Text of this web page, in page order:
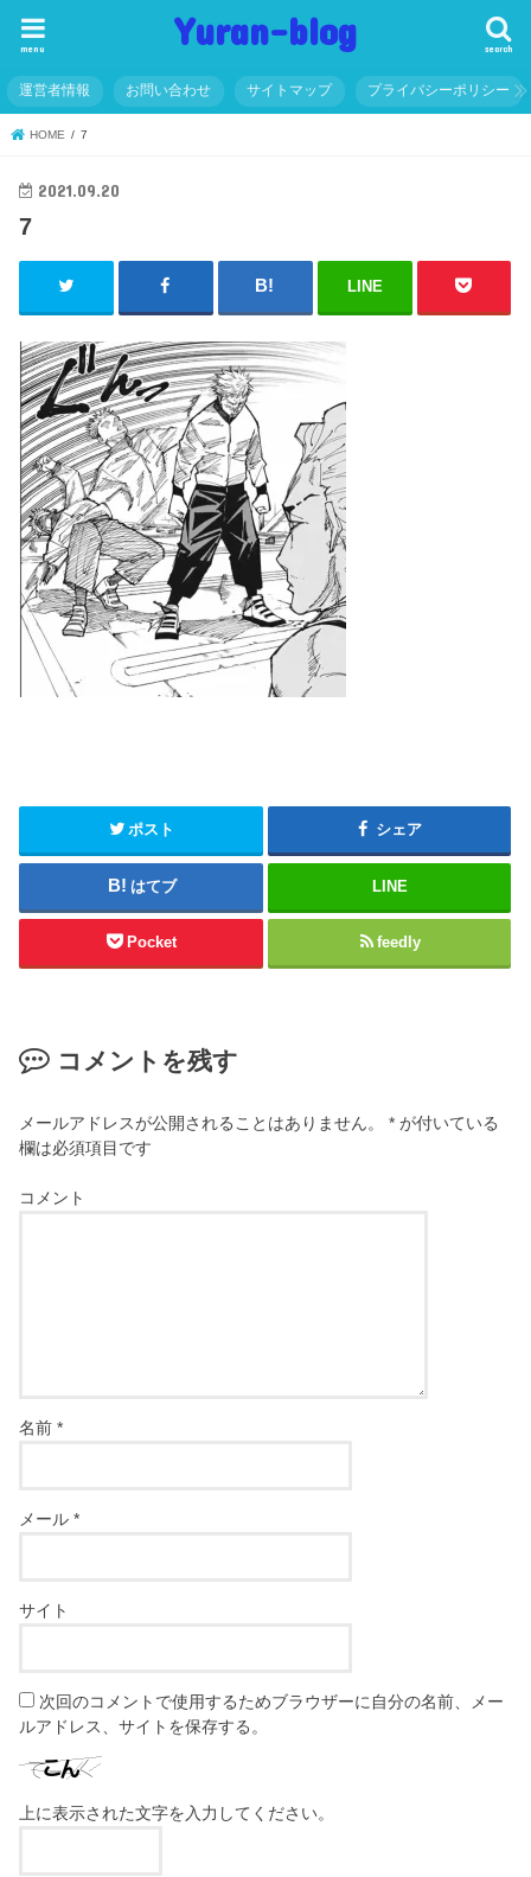
Yuran-blog search
menu
運営者情報 お問い合わせ サイトマップ プライバシーポリシー
HOME 7
2021.09.20
7
LINE
ポスト シェア
はてブ LINE
Pocket feedly
コメントを残す
メールアドレスが公開されることはありません。 * が付いている
欄は必須項目です
コメント
名前*
メール*
サイト
次回のコメントで使用するためブラウザーに自分の名前、メー
ルアドレス、サイトを保存する。
上に表示された文字を入力してください。